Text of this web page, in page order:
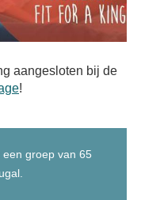
aangesloten bij de
!
een groep van 65
.